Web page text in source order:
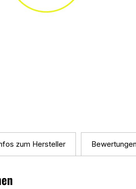
zum Hersteller Bewertungen